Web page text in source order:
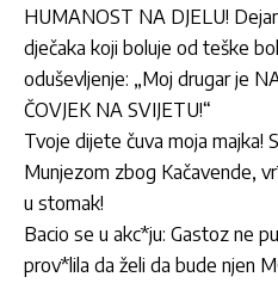
HUMANOST NA DJELU!
dječaka koji boluje od teške
oduševljenje: „Moj drugar je
ČOVJEK NA SVIJETU!“
Tvoje dijete čuva moja majka!
Munjezom zbog Kačavende,
u stomak!
Bacio se u akc*ju: Gastoz ne
prov*lila da želi da bude njen